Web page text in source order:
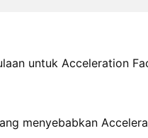
untuk Acceleration
menyebabkan